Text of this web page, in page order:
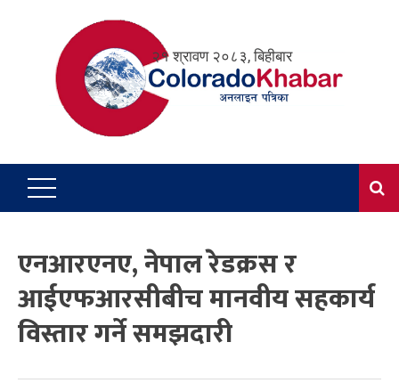
२१ श्रावण २०८३, बिहीबार
एनआरएनए, नेपाल रेडक्रस र
आईएफआरसीबीच मानवीय सहकार्य
विस्तार गर्ने समझदारी